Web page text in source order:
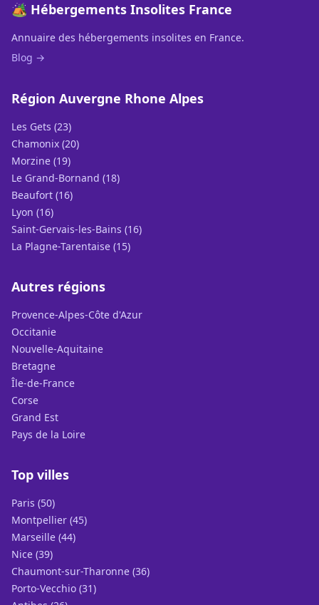
🏕️ Hébergements Insolites France
Annuaire des hébergements insolites en France.
Blog →
Région Auvergne Rhone Alpes
Les Gets (23)
Chamonix (20)
Morzine (19)
Le Grand-Bornand (18)
Beaufort (16)
Lyon (16)
Saint-Gervais-les-Bains (16)
La Plagne-Tarentaise (15)
Autres régions
Provence-Alpes-Côte d'Azur
Occitanie
Nouvelle-Aquitaine
Bretagne
Île-de-France
Corse
Grand Est
Pays de la Loire
Top villes
Paris (50)
Montpellier (45)
Marseille (44)
Nice (39)
Chaumont-sur-Tharonne (36)
Porto-Vecchio (31)